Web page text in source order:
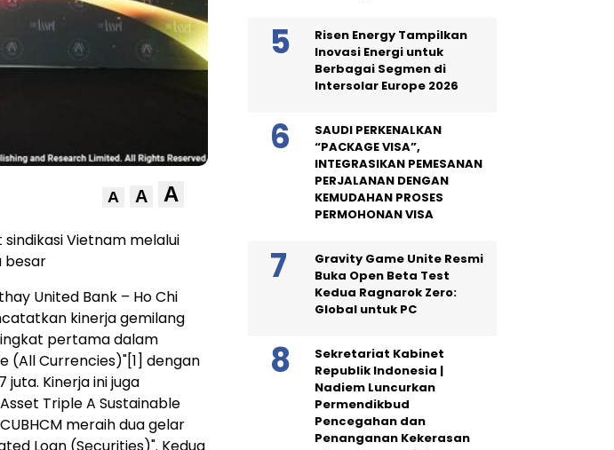
A A A
Vietnam melalui
besar
United Bank – Ho Chi
kinerja gemilang
pertama dalam
(All Currencies)"[1] dengan
juta. Kinerja ini juga
Triple A Sustainable
meraih dua gelar
Risen Energy Tampilkan
Inovasi Energi untuk
Berbagai Segmen di
Intersolar Europe 2026
SAUDI PERKENALKAN
“PACKAGE VISA”,
INTEGRASIKAN PEMESANAN
PERJALANAN DENGAN
KEMUDAHAN PROSES
PERMOHONAN VISA
Gravity Game Unite Resmi
Buka Open Beta Test
Kedua Ragnarok Zero:
Global untuk PC
Sekretariat Kabinet
Republik Indonesia |
Nadiem Luncurkan
Permendikbud
Pencegahan dan
Penanganan Kekerasan